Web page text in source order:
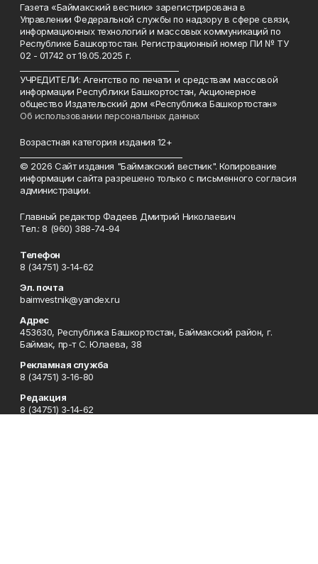
Газета «Баймакский вестник» зарегистрирована в
Управлении Федеральной службы по надзору в сфере связи,
информационных технологий и массовых коммуникаций по
Республике Башкортостан. Регистрационный номер ПИ № ТУ
02 - 01742 от 19.05.2025 г.
УЧРЕДИТЕЛИ: Агентство по печати и средствам массовой
информации Республики Башкортостан, Акционерное
общество Издательский дом «Республика Башкортостан»
Об использовании персональных данных
Возрастная категория издания 12+
© 2026 Сайт издания "Баймакский вестник". Копирование
информации сайта разрешено только с письменного согласия
администрации.
Главный редактор Фадеев Дмитрий Николаевич
Тел.: 8 (960) 388-74-94
Телефон
8 (34751) 3-14-62
Эл. почта
baimvestnik@yandex.ru
Адрес
453630, Республика Башкортостан, Баймакский район, г.
Баймак, пр-т С. Юлаева, 38
Рекламная служба
8 (34751) 3-16-80
Редакция
8 (34751) 3-14-62